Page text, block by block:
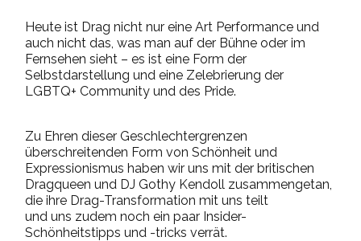
Heute ist Drag nicht nur eine Art Performance und
auch nicht das, was man auf der Bühne oder im
Fernsehen sieht – es ist eine Form der
Selbstdarstellung und eine Zelebrierung der
LGBTQ+ Community und des Pride.
Zu Ehren dieser Geschlechtergrenzen
überschreitenden Form von Schönheit und
Expressionismus haben wir uns mit der britischen
Dragqueen und DJ Gothy Kendoll zusammengetan,
die ihre Drag-Transformation mit uns teilt
und uns zudem noch ein paar Insider-
Schönheitstipps und -tricks verrät.